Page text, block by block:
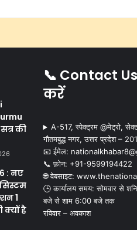
की
: नए
1
है
📞 Contact
करें
A-517, स्पेक्ट्रम @मेट्रो,
गौतमबुद्ध नगर, उत्तर प्रदेश –
📧 ईमेल:
📞 फ़ोन: ‪+91-9599194422‬
🌐 वेबसाइट:
🕒 कार्यालय समय: सोमवार से
बजे से शाम 6:00 बजे तक
रविवार – अवकाश